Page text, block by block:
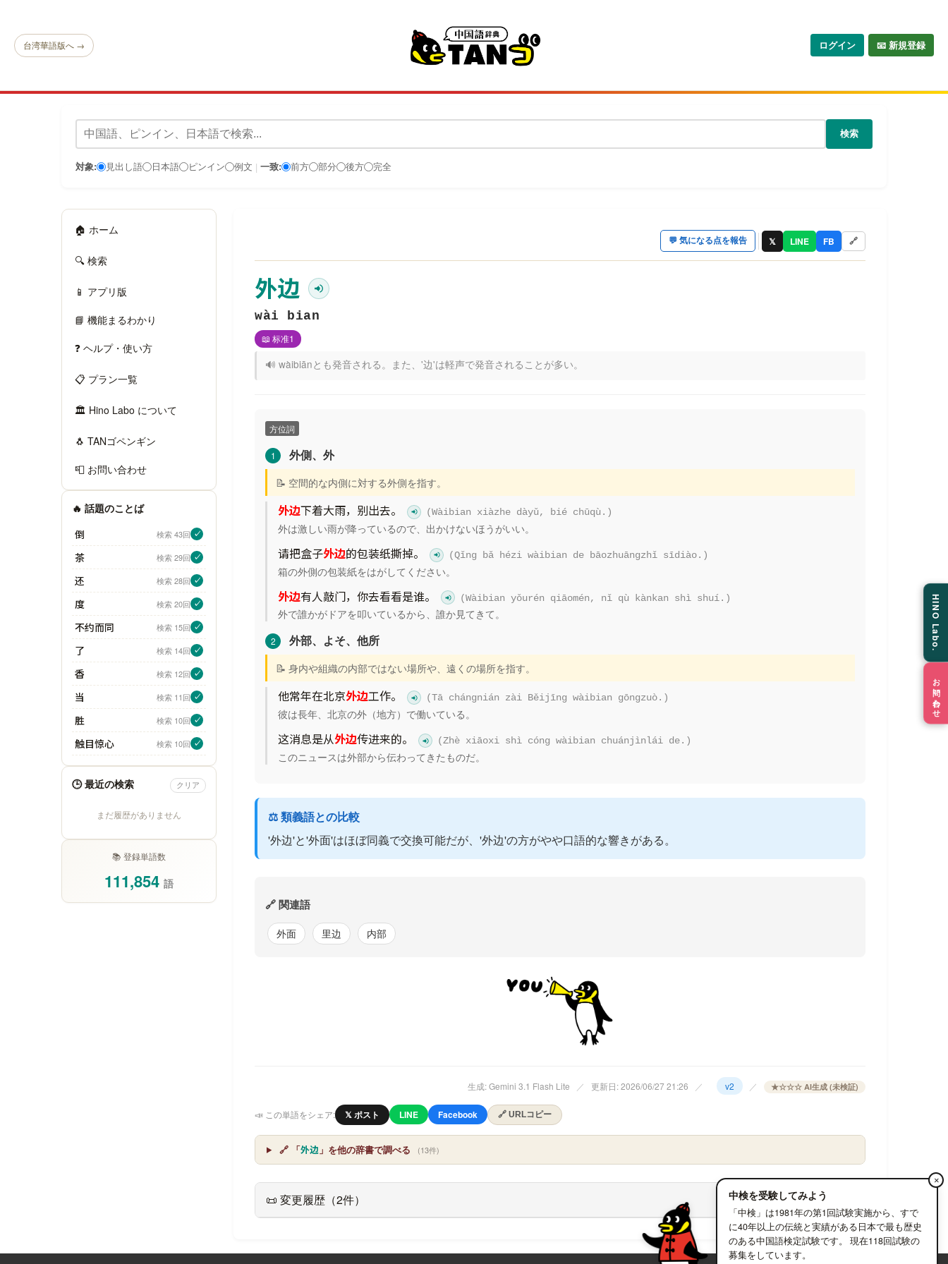
台湾華語版へ → ログイン 📧 新規登録
検索
対象: 見出し語 日本語 ピンイン 例文 | 一致: 前方 部分 後方 完全
🏠 ホーム
🔍 検索
📱 アプリ版
📘 機能まるわかり
❓ ヘルプ・使い方
📋 プラン一覧
🏛 Hino Labo について
🐧 TANゴペンギン
📮 お問い合わせ
🔥 話題のことば
倒
検索 43回 ✓
茶 検索 29回 ✓
还 検索 28回 ✓
度 検索 20回 ✓
不约而同 検索 15回 ✓
了 検索 14回 ✓
香 検索 12回 ✓
当 検索 11回 ✓
胜 検索 10回 ✓
触目惊心 検索 10回 ✓
🕒 最近の検索 クリア
まだ履歴がありません
📚 登録単語数
111,854 語
💬 気になる点を報告 𝕏 LINE FB 🔗
外边
wài bian
📖 标准1
🔊 wàibiānとも発音される。また、'边'は軽声で発音されることが多い。
方位詞
1 外側、外
📝 空間的な内側に対する外側を指す。
外边下着大雨，别出去。 (Wàibian xiàzhe dàyǔ, bié chūqù.)
外は激しい雨が降っているので、出かけないほうがいい。
请把盒子外边的包装纸撕掉。 (Qǐng bǎ hézi wàibian de bāozhuāngzhǐ sīdiào.)
箱の外側の包装紙をはがしてください。
外边有人敲门，你去看看是谁。 (Wàibian yǒurén qiāomén, nǐ qù kànkan shì shuí.)
外で誰かがドアを叩いているから、誰か見てきて。
2 外部、よそ、他所
📝 身内や組織の内部ではない場所や、遠くの場所を指す。
他常年在北京外边工作。 (Tā chángnián zài Běijīng wàibian gōngzuò.)
彼は長年、北京の外（地方）で働いている。
这消息是从外边传进来的。 (Zhè xiāoxi shì cóng wàibian chuánjìnlái de.)
このニュースは外部から伝わってきたものだ。
⚖️ 類義語との比較
'外边'と'外面'はほぼ同義で交換可能だが、'外边'の方がやや口語的な響きがある。
🔗 関連語
外面 里边 内部
生成: Gemini 3.1 Flash Lite ／ 更新日: 2026/06/27 21:26 ／ v2 ／ ★☆☆☆ AI生成 (未検証)
📣 この単語をシェア: 𝕏 ポスト LINE Facebook 🔗 URLコピー
🔗 「外边」を他の辞書で調べる (13件)
📜 変更履歴（2件）
HINO Labo.
お問い合わせ
×
中検を受験してみよう
「中検」は1981年の第1回試験実施から、すで
に40年以上の伝統と実績がある日本で最も歴史
のある中国語検定試験です。 現在118回試験の
募集をしています。